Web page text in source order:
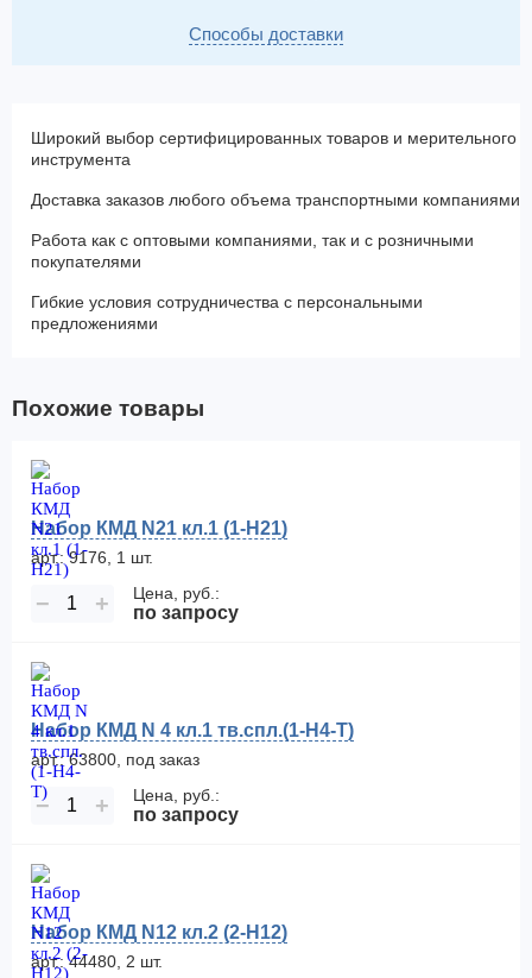
Способы доставки
Широкий выбор сертифицированных товаров и мерительного
инструмента
Доставка заказов любого объема транспортными компаниями
Работа как с оптовыми компаниями, так и с розничными
покупателями
Гибкие условия сотрудничества с персональными
предложениями
Похожие товары
Набор КМД N21 кл.1 (1-Н21)
арт.: 9176, 1 шт.
− + Цена, руб.:
по запросу
Набор КМД N 4 кл.1 тв.спл.(1-Н4-Т)
арт.: 63800, под заказ
− + Цена, руб.:
по запросу
Набор КМД N12 кл.2 (2-Н12)
арт.: 44480, 2 шт.